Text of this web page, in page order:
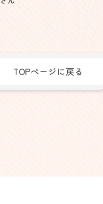
TOPページに戻る